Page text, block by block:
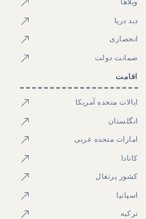
ویلاها
دید دریا
انحصاری
ضمانت دولت
اقامت
ایالات متحده آمریکا
انگلستان
امارات متحده عربی
کانادا
کشور پرتغال
اسپانیا
ترکیه